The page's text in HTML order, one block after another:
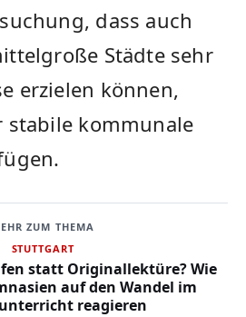
dass auch
Städte sehr
erzielen können,
stabile kommunale
ZUM THEMA
STUTTGART
statt Originallektüre? Wie
auf den Wandel im
reagieren